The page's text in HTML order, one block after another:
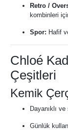
Retro /
kombinleri
Spor: Hafif
Chloé
Çeşitleri
Kemik
Dayanıklı ve
Günlük